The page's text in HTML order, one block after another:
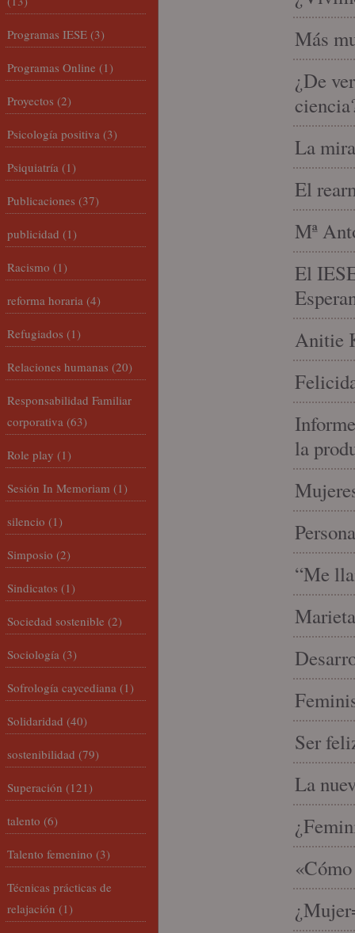
Más
¿De
La
El
Mª
El
Anitie
la
“Me
Ser
La
Programas IESE (3)
Programas Online (1)
Proyectos (2)
Psicología positiva (3)
Psiquiatría (1)
Publicaciones (37)
publicidad (1)
Racismo (1)
reforma horaria (4)
Refugiados (1)
Relaciones humanas (20)
Responsabilidad Familiar
corporativa (63)
Role play (1)
Sesión In Memoriam (1)
silencio (1)
Simposio (2)
Sindicatos (1)
Sociedad sostenible (2)
Sociología (3)
Sofrología caycediana (1)
Solidaridad (40)
sostenibilidad (79)
Superación (121)
talento (6)
Talento femenino (3)
Técnicas prácticas de
relajación (1)